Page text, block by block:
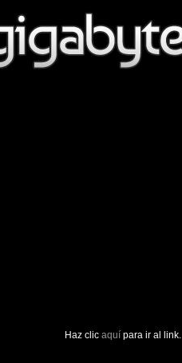
Haz clic aquí para ir al link.